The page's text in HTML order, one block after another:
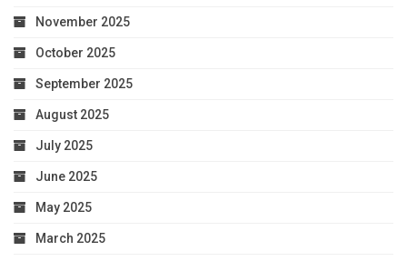
November 2025
October 2025
September 2025
August 2025
July 2025
June 2025
May 2025
March 2025